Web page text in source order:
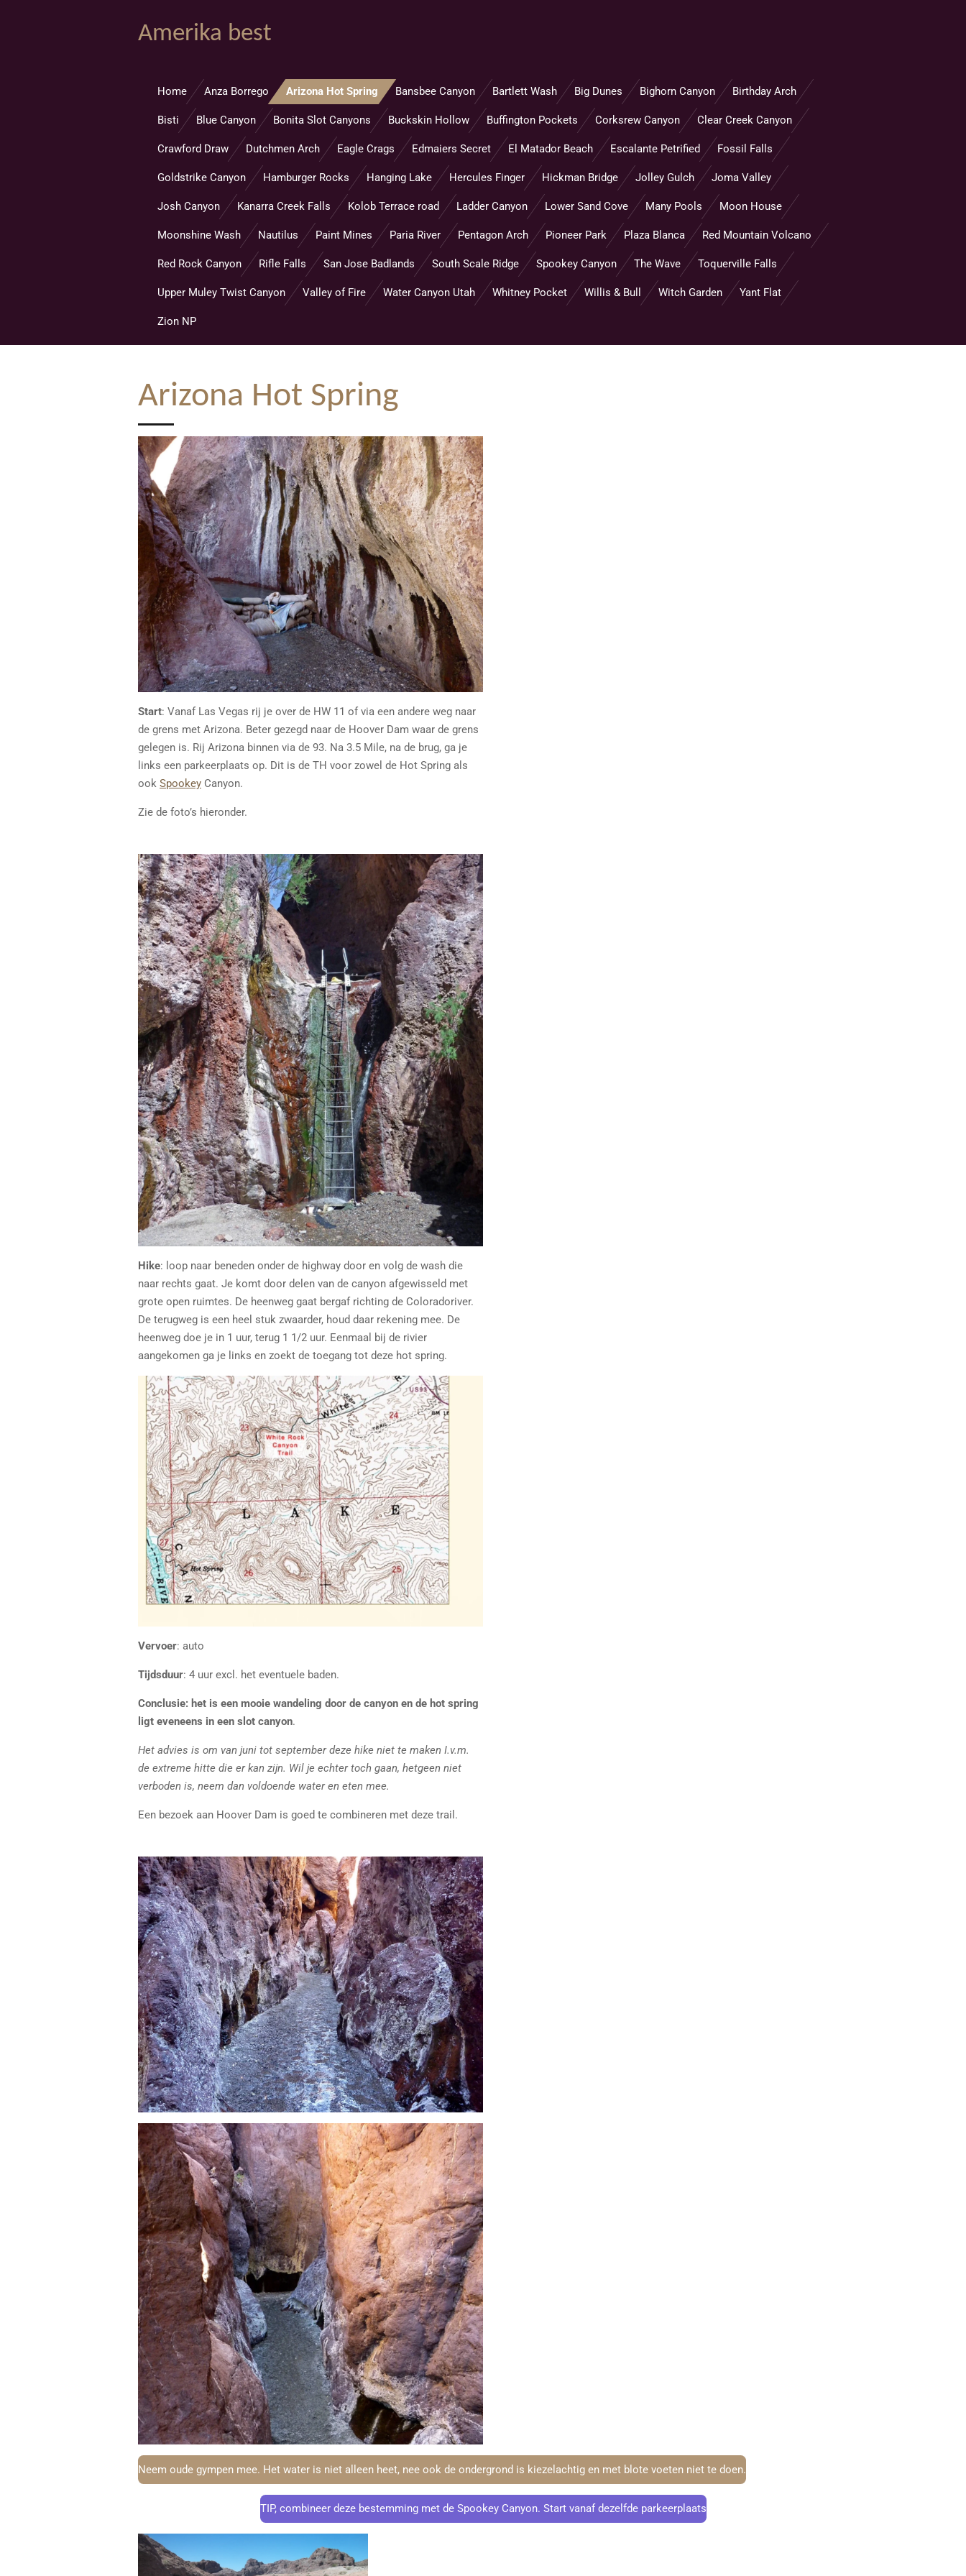
Amerika best
Home Anza Borrego Arizona Hot Spring Bansbee Canyon Bartlett Wash Big Dunes Bighorn Canyon Birthday Arch
Bisti Blue Canyon Bonita Slot Canyons Buckskin Hollow Buffington Pockets Corksrew Canyon Clear Creek Canyon
Crawford Draw Dutchmen Arch Eagle Crags Edmaiers Secret El Matador Beach Escalante Petrified Fossil Falls
Goldstrike Canyon Hamburger Rocks Hanging Lake Hercules Finger Hickman Bridge Jolley Gulch Joma Valley
Josh Canyon Kanarra Creek Falls Kolob Terrace road Ladder Canyon Lower Sand Cove Many Pools Moon House
Moonshine Wash Nautilus Paint Mines Paria River Pentagon Arch Pioneer Park Plaza Blanca Red Mountain Volcano
Red Rock Canyon Rifle Falls San Jose Badlands South Scale Ridge Spookey Canyon The Wave Toquerville Falls
Upper Muley Twist Canyon Valley of Fire Water Canyon Utah Whitney Pocket Willis & Bull Witch Garden Yant Flat
Zion NP
Arizona Hot Spring
Start: Vanaf Las Vegas rij je over de HW 11 of via een andere weg naar
de grens met Arizona. Beter gezegd naar de Hoover Dam waar de grens
gelegen is. Rij Arizona binnen via de 93. Na 3.5 Mile, na de brug, ga je
links een parkeerplaats op. Dit is de TH voor zowel de Hot Spring als
ook Spookey Canyon.
Zie de foto’s hieronder.
Hike: loop naar beneden onder de highway door en volg de wash die
naar rechts gaat. Je komt door delen van de canyon afgewisseld met
grote open ruimtes. De heenweg gaat bergaf richting de Coloradoriver.
De terugweg is een heel stuk zwaarder, houd daar rekening mee. De
heenweg doe je in 1 uur, terug 1 1/2 uur. Eenmaal bij de rivier
aangekomen ga je links en zoekt de toegang tot deze hot spring.
Vervoer: auto
Tijdsduur: 4 uur excl. het eventuele baden.
Conclusie: het is een mooie wandeling door de canyon en de hot spring
ligt eveneens in een slot canyon.
Het advies is om van juni tot september deze hike niet te maken I.v.m.
de extreme hitte die er kan zijn. Wil je echter toch gaan, hetgeen niet
verboden is, neem dan voldoende water en eten mee.
Een bezoek aan Hoover Dam is goed te combineren met deze trail.
Neem oude gympen mee. Het water is niet alleen heet, nee ook de ondergrond is kiezelachtig en met blote voeten niet te doen.
TIP, combineer deze bestemming met de Spookey Canyon. Start vanaf dezelfde parkeerplaats